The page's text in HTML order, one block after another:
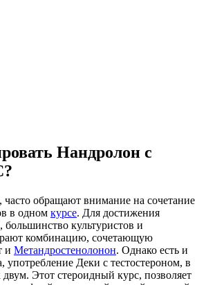
Нандролон с
обращают внимание на сочетание
в одном курсе. Для достижения
культуристов и
комбинацию, сочетающую
и Метандростенолонон. Однако есть и
употребление Деки с тестостероном, в
Этот стероидный курс, позволяет